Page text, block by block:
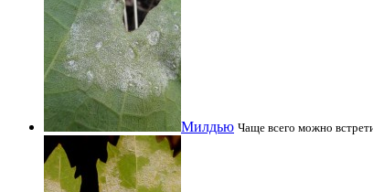
Милдью Чаще всего можно